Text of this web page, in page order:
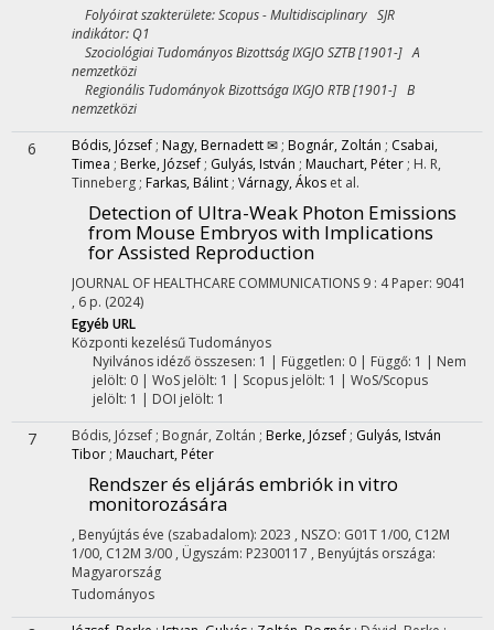
Folyóirat szakterülete: Scopus - Multidisciplinary SJR
indikátor: Q1
Szociológiai Tudományos Bizottság IXGJO SZTB [1901-] A
nemzetközi
Regionális Tudományok Bizottsága IXGJO RTB [1901-] B
nemzetközi
6 Bódis, József ; Nagy, Bernadett ✉ ; Bognár, Zoltán ; Csabai,
Timea ; Berke, József ; Gulyás, István ; Mauchart, Péter ; H. R,
Tinneberg ; Farkas, Bálint ; Várnagy, Ákos et al.
Detection of Ultra-Weak Photon Emissions
from Mouse Embryos with Implications
for Assisted Reproduction
JOURNAL OF HEALTHCARE COMMUNICATIONS 9 : 4 Paper: 9041
, 6 p. (2024)
Egyéb URL
Központi kezelésűTudományos
Nyilvános idéző összesen: 1 | Független: 0 | Függő: 1 | Nem
jelölt: 0 | WoS jelölt: 1 | Scopus jelölt: 1 | WoS/Scopus
jelölt: 1 | DOI jelölt: 1
7 Bódis, József ; Bognár, Zoltán ; Berke, József ; Gulyás, István
Tibor ; Mauchart, Péter
Rendszer és eljárás embriók in vitro
monitorozására
, Benyújtás éve (szabadalom): 2023 , NSZO: G01T 1/00, C12M
1/00, C12M 3/00 , Ügyszám: P2300117 , Benyújtás országa:
Magyarország
Tudományos